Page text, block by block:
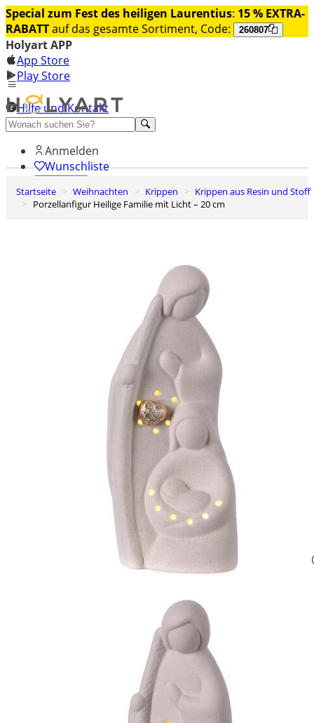
Special zum Fest des heiligen Laurentius: 15 % EXTRA-
RABATTauf das gesamte Sortiment, Code: 260807
Holyart APP
App Store
Play Store
Hilfe und Kontakt
Entdecken Sie Premium
Anmelden
Wunschliste
0
Warenkorb
Startseite Weihnachten Krippen
Krippen aus Resin und Stoff
Porzellanfigur Heilige Familie mit Licht – 20 cm